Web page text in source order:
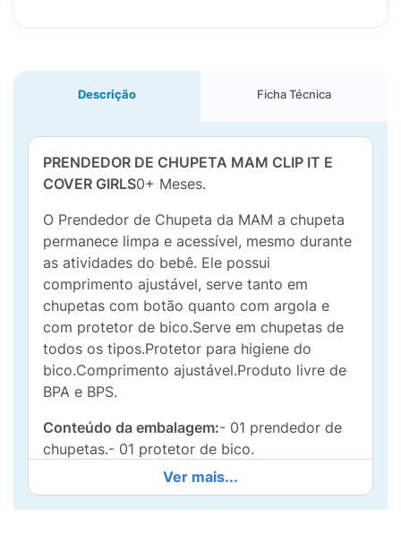
Descrição Ficha Técnica
PRENDEDOR DE CHUPETA MAM CLIP IT E
COVER GIRLS0+ Meses.
O Prendedor de Chupeta da MAM a chupeta
permanece limpa e acessível, mesmo durante
as atividades do bebê. Ele possui
comprimento ajustável, serve tanto em
chupetas com botão quanto com argola e
com protetor de bico.Serve em chupetas de
todos os tipos.Protetor para higiene do
bico.Comprimento ajustável.Produto livre de
BPA e BPS.
Conteúdo da embalagem:- 01 prendedor de
chupetas.- 01 protetor de bico.
Ver mais...